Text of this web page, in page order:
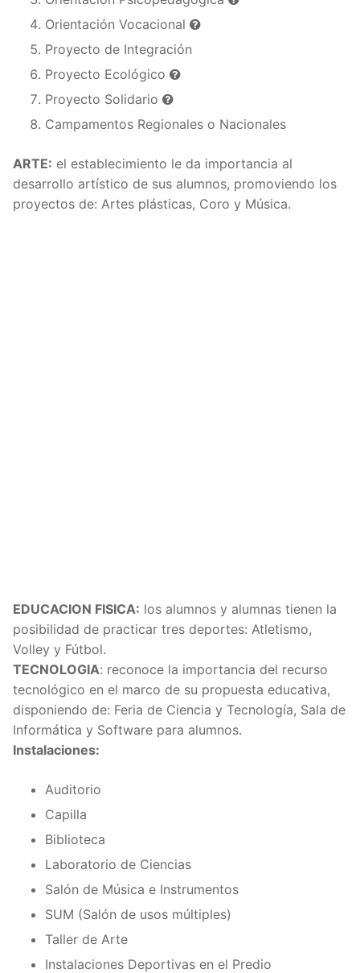
Orientación Vocacional
Proyecto de Integración
Proyecto Ecológico
Proyecto Solidario
Campamentos Regionales o Nacionales
ARTE: el establecimiento le da importancia al
desarrollo artístico de sus alumnos, promoviendo los
proyectos de: Artes plásticas, Coro y Música.
EDUCACION FISICA: los alumnos y alumnas tienen la
posibilidad de practicar tres deportes: Atletismo,
Volley y Fútbol.
TECNOLOGIA: reconoce la importancia del recurso
tecnológico en el marco de su propuesta educativa,
disponiendo de: Feria de Ciencia y Tecnología, Sala de
Informática y Software para alumnos.
Instalaciones:
Auditorio
Capilla
Biblioteca
Laboratorio de Ciencias
Salón de Música e Instrumentos
SUM (Salón de usos múltiples)
Taller de Arte
Instalaciones Deportivas en el Predio